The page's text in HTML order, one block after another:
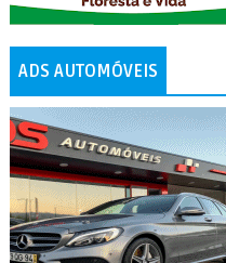
ADS AUTOMÓVEIS